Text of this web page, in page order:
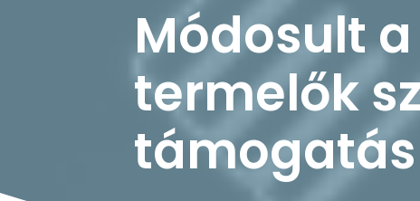
Módosult
termelők